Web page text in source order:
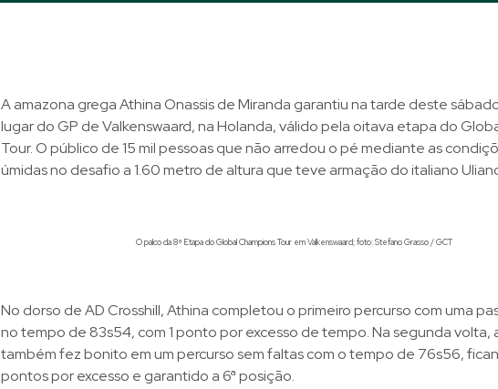
A amazona grega Athina Onassis de Miranda garantiu na tarde deste
lugar do GP de Valkenswaard, na Holanda, válido pela oitava etapa do
Tour. O público de 15 mil pessoas que não arredou o pé mediante as
úmidas no desafio a 1.60 metro de altura que teve armação do italiano
O palco da 8ª Etapa do Global Champions Tour em Valkenswaard; foto: Stefano Grasso / GCT
No dorso de AD Crosshill, Athina completou o primeiro percurso com uma
no tempo de 83s54, com 1 ponto por excesso de tempo. Na segunda volta,
também fez bonito em um percurso sem faltas com o tempo de 76s56,
pontos por excesso e garantido a 6ª posição.